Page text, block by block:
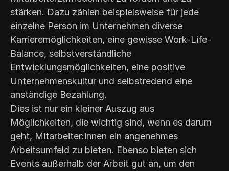
stärken. Dazu zählen beispielsweise für jede
einzelne Person im Unternehmen diverse
Karrieremöglichkeiten, eine gewisse Work-Life-
Balance, selbstverständliche
Entwicklungsmöglichkeiten, eine positive
Unternehmenskultur und selbstredend eine
anständige Bezahlung.
Dies ist nur ein kleiner Auszug aus
Möglichkeiten, die wichtig sind, wenn es darum
geht, Mitarbeiter:innen ein angenehmes
Arbeitsumfeld zu bieten. Ebenso bieten sich
Events außerhalb der Arbeit gut an, um den